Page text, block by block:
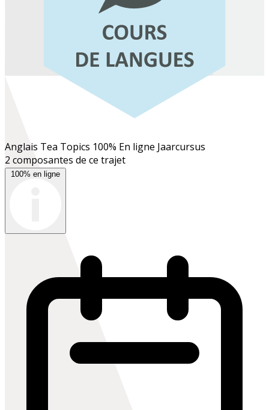
Anglais Tea Topics 100% En ligne Jaarcursus
2 composantes de ce trajet
100% en ligne